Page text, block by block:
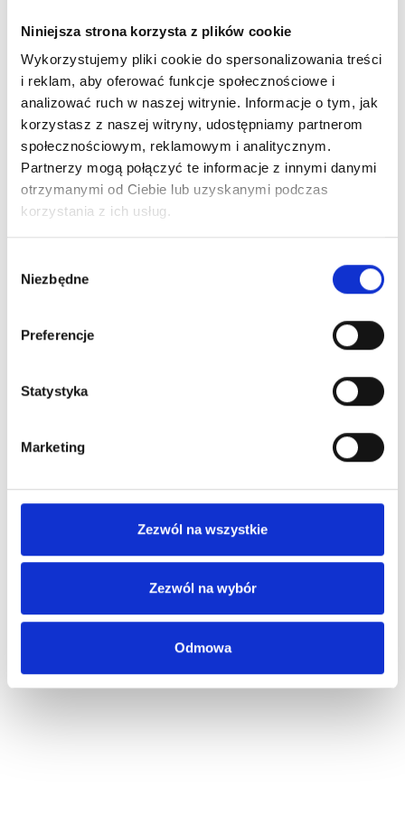
Niniejsza strona korzysta z plików cookie
Wykorzystujemy pliki cookie do spersonalizowania treści
i reklam, aby oferować funkcje społecznościowe i
analizować ruch w naszej witrynie. Informacje o tym, jak
korzystasz z naszej witryny, udostępniamy partnerom
społecznościowym, reklamowym i analitycznym.
Partnerzy mogą połączyć te informacje z innymi danymi
otrzymanymi od Ciebie lub uzyskanymi podczas
korzystania z ich usług.
zgody
Niezbędne
Preferencje
Statystyka
Marketing
Zezwól na wszystkie
Zezwól na wybór
Odmowa